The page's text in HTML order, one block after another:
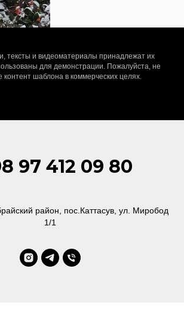
тексты и видеоматериалы принадлежат их
для демонстрации. Пожалуйста, не
контент шаблона в коммерческих целях.
97 412 09 80
район, пос.Каттасув, ул. Миробод
1/1